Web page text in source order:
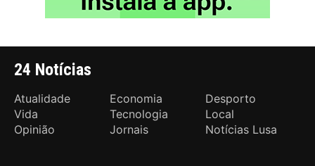
24 Notícias
Atualidade Economia
Desporto
Vida
Tecnologia
Local
Opinião
Jornais Notícias Lusa